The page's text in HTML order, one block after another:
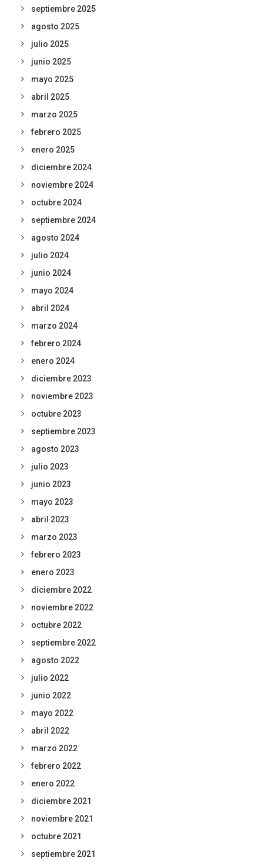
septiembre 2025
agosto 2025
julio 2025
junio 2025
mayo 2025
abril 2025
marzo 2025
febrero 2025
enero 2025
diciembre 2024
noviembre 2024
octubre 2024
septiembre 2024
agosto 2024
julio 2024
junio 2024
mayo 2024
abril 2024
marzo 2024
febrero 2024
enero 2024
diciembre 2023
noviembre 2023
octubre 2023
septiembre 2023
agosto 2023
julio 2023
junio 2023
mayo 2023
abril 2023
marzo 2023
febrero 2023
enero 2023
diciembre 2022
noviembre 2022
octubre 2022
septiembre 2022
agosto 2022
julio 2022
junio 2022
mayo 2022
abril 2022
marzo 2022
febrero 2022
enero 2022
diciembre 2021
noviembre 2021
octubre 2021
septiembre 2021